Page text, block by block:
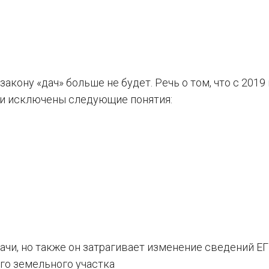
«дач» больше не будет. Речь о том, что с 2019
исключены следующие понятия:
но также он затрагивает изменение сведений
земельного участка